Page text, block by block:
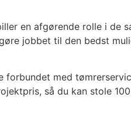
en afgørende rolle i de
jobbet til den bedst
forbundet med
så du kan stole